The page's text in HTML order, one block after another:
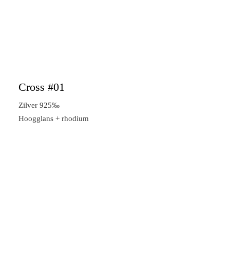
Cross #01
Zilver 925‰
Hoogglans + rhodium